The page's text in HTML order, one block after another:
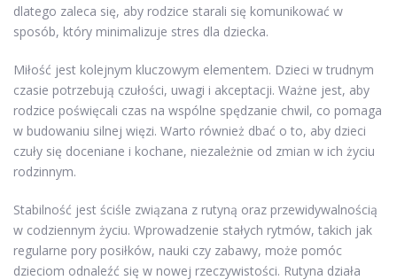
dlatego zaleca się, aby rodzice starali się komunikować w
sposób, który minimalizuje stres dla dziecka.
Miłość jest kolejnym kluczowym elementem. Dzieci w trudnym
czasie potrzebują czułości, uwagi i akceptacji. Ważne jest, aby
rodzice poświęcali czas na wspólne spędzanie chwil, co pomaga
w budowaniu silnej więzi. Warto również dbać o to, aby dzieci
czuły się doceniane i kochane, niezależnie od zmian w ich życiu
rodzinnym.
Stabilność jest ściśle związana z rutyną oraz przewidywalnością
w codziennym życiu. Wprowadzenie stałych rytmów, takich jak
regularne pory posiłków, nauki czy zabawy, może pomóc
dzieciom odnaleźć się w nowej rzeczywistości. Rutyna działa